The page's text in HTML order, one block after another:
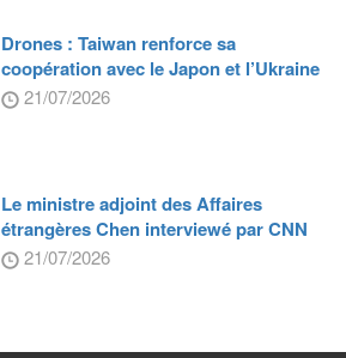
Drones : Taiwan renforce sa
coopération avec le Japon et l’Ukraine
21/07/2026
Le ministre adjoint des Affaires
étrangères Chen interviewé par CNN
21/07/2026